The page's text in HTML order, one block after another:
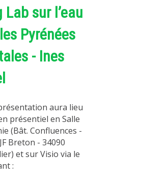
Lab sur l’eau
Pyrénées
- Ines
aura lieu
présentiel en Salle
(Bât. Confluences -
Breton - 34090
et sur Visio via le
: